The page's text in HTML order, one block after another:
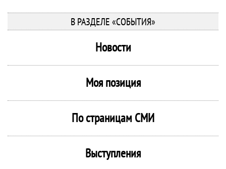
В РАЗДЕЛЕ «СОБЫТИЯ»
Новости
Моя позиция
По страницам СМИ
Выступления